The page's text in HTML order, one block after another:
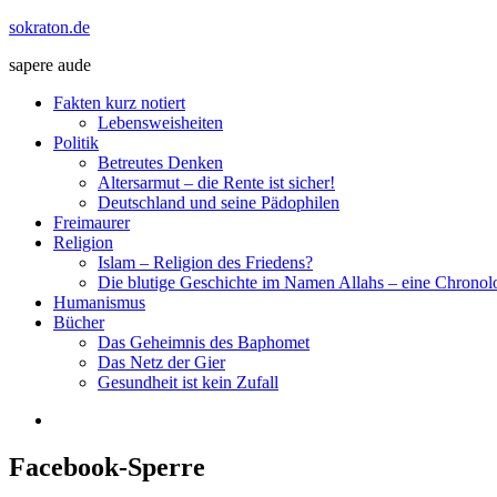
Zum
springen
sokraton.de
sapere aude
Menü
Fakten kurz notiert
Lebensweisheiten
Politik
Betreutes Denken
Altersarmut – die Rente ist sicher!
Deutschland und seine Pädophilen
Freimaurer
Religion
Islam – Religion des Friedens?
Die blutige Geschichte im Namen Allahs – eine
Humanismus
Bücher
Das Geheimnis des Baphomet
Das Netz der Gier
Gesundheit ist kein Zufall
Facebook-Sperre